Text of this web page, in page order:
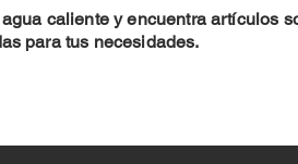
caliente y encuentra artículos
para tus necesidades.